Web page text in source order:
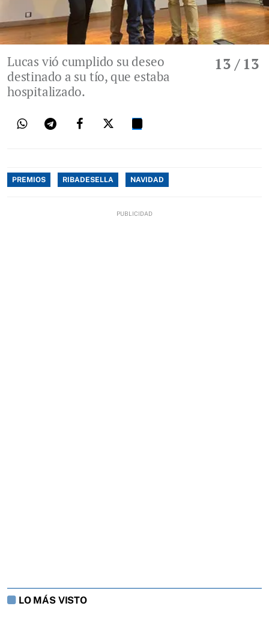
13 / 13
Lucas vió cumplido su deseo
destinado a su tío, que estaba
hospitalizado.
PREMIOS RIBADESELLA NAVIDAD
LO MÁS VISTO